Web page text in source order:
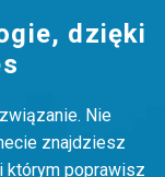
dzięki
Nie
znajdziesz
którym poprawisz